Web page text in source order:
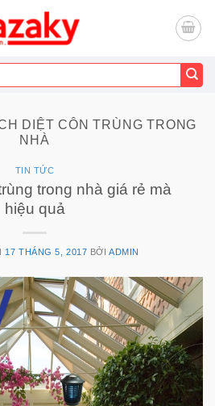
DIỆT CÔN TRÙNG TRONG
NHÀ
TIN TỨC
trong nhà giá rẻ mà
hiệu quả
17 THÁNG 5, 2017 BỞIADMIN